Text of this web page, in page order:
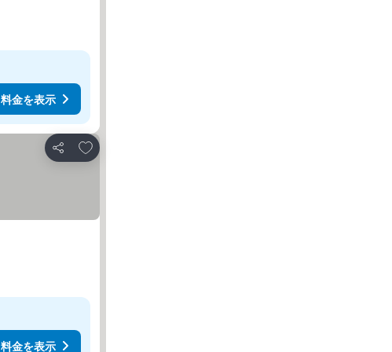
料金を表示
シェア
お気に入りに追加
料金を表示